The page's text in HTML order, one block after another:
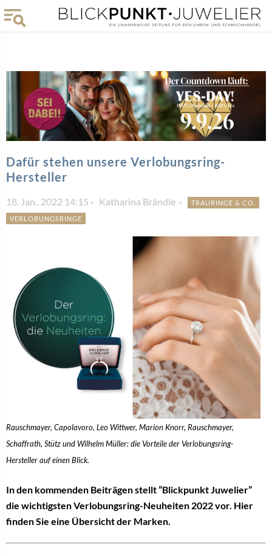
Dafür stehen unsere Verlobungsring-
Hersteller
18. Jan.. 2022 14:15 Katharina Brändle
TRAURINGE & CO.
VERLOBUNGSRINGE
Rauschmayer, Capolavoro, Leo Wittwer, Marion Knorr, Rauschmayer,
Schaffrath, Stütz und Wilhelm Müller: die Vorteile der Verlobungsring-
Hersteller auf einen Blick.
In den kommenden Beiträgen stellt “Blickpunkt Juwelier”
die wichtigsten Verlobungsring-Neuheiten 2022 vor. Hier
finden Sie eine Übersicht der Marken.